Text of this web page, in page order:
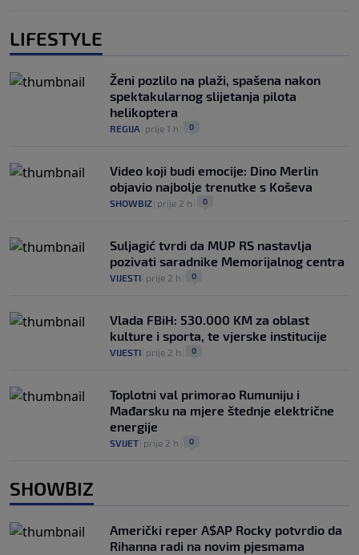
LIFESTYLE
Ženi pozlilo na plaži, spašena nakon
spektakularnog slijetanja pilota
helikoptera
REGIJA prije 1 h 0
Video koji budi emocije: Dino Merlin
objavio najbolje trenutke s Koševa
SHOWBIZ prije 2 h 0
Suljagić tvrdi da MUP RS nastavlja
pozivati saradnike Memorijalnog centra
VIJESTI prije 2 h 0
Vlada FBiH: 530.000 KM za oblast
kulture i sporta, te vjerske institucije
VIJESTI prije 2 h 0
Toplotni val primorao Rumuniju i
Mađarsku na mjere štednje električne
energije
SVIJET prije 2 h 0
SHOWBIZ
Američki reper A$AP Rocky potvrdio da
Rihanna radi na novim pjesmama